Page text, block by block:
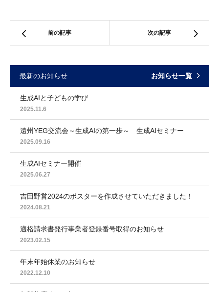
前の記事 次の記事
最新のお知らせ お知らせ一覧
生成AIと子どもの学び
2025.11.6
遠州YEG交流会～生成AIの第一歩～ 生成AIセミナー
2025.09.16
生成AIセミナー開催
2025.06.27
吉田野営2024のポスターを作成させていただきました！
2024.08.21
適格請求書発行事業者登録番号取得のお知らせ
2023.02.15
年末年始休業のお知らせ
2022.12.10